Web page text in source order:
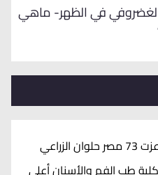
الغضروفي في الظهر- ماهي
طب الفم والأسنان أعلي